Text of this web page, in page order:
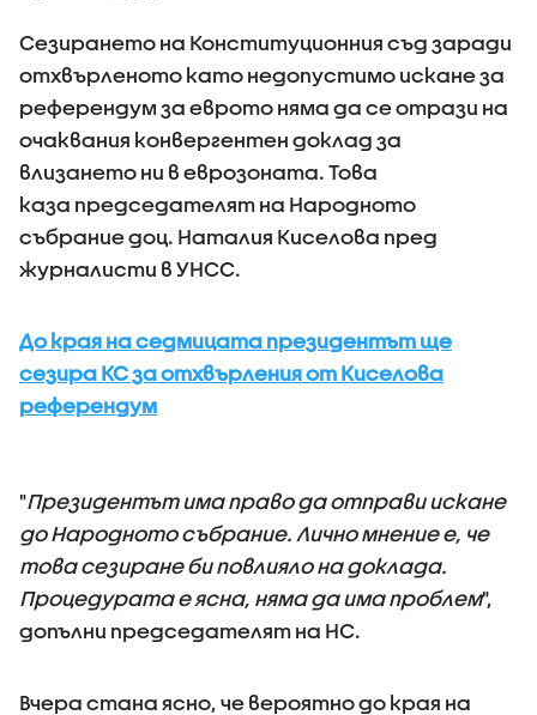
Сезирането на Конституционния съд заради
отхвърленото като недопустимо искане за
референдум за еврото няма да се отрази на
очаквания конвергентен доклад за
влизането ни в еврозоната. Това
каза председателят на Народното
събрание доц. Наталия Киселова пред
журналисти в УНСС.
До края на седмицата президентът ще
сезира КС за отхвърления от Киселова
референдум
"Президентът има право да отправи искане
до Народното събрание. Лично мнение е, че
това сезиране би повлияло на доклада.
Процедурата е ясна, няма да има проблем",
допълни председателят на НС.
Вчера стана ясно, че вероятно до края на